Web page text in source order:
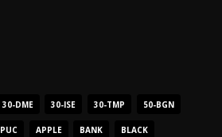
30-DME 30-ISE 30-TMP 50-BGN
APPLE BANK BLACK